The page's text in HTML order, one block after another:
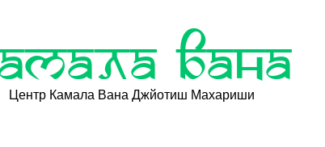
Вана
Центр Камала Вана Джйотиш Махариши